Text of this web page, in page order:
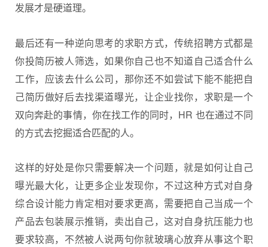
发展才是硬道理。
最后还有一种逆向思考的求职方式，传统招聘方式都是
你投简历被人筛选，如果你自己也不知道自己适合什么
工作，应该去什么公司，那你还不如尝试下能不能把自
己简历做好后去找渠道曝光，让企业找你，求职是一个
双向奔赴的事情，你在找工作的同时，HR 也在通过不同
的方式去挖掘适合匹配的人。
这样的好处是你只需要解决一个问题，就是如何让自己
曝光最大化，让更多企业发现你，不过这种方式对自身
综合设计能力肯定相对要求更高，需要把自己当成一个
产品去包装展示推销，卖出自己，这对自身抗压能力也
要求较高，不然被人说两句你就玻璃心放弃从事这个职